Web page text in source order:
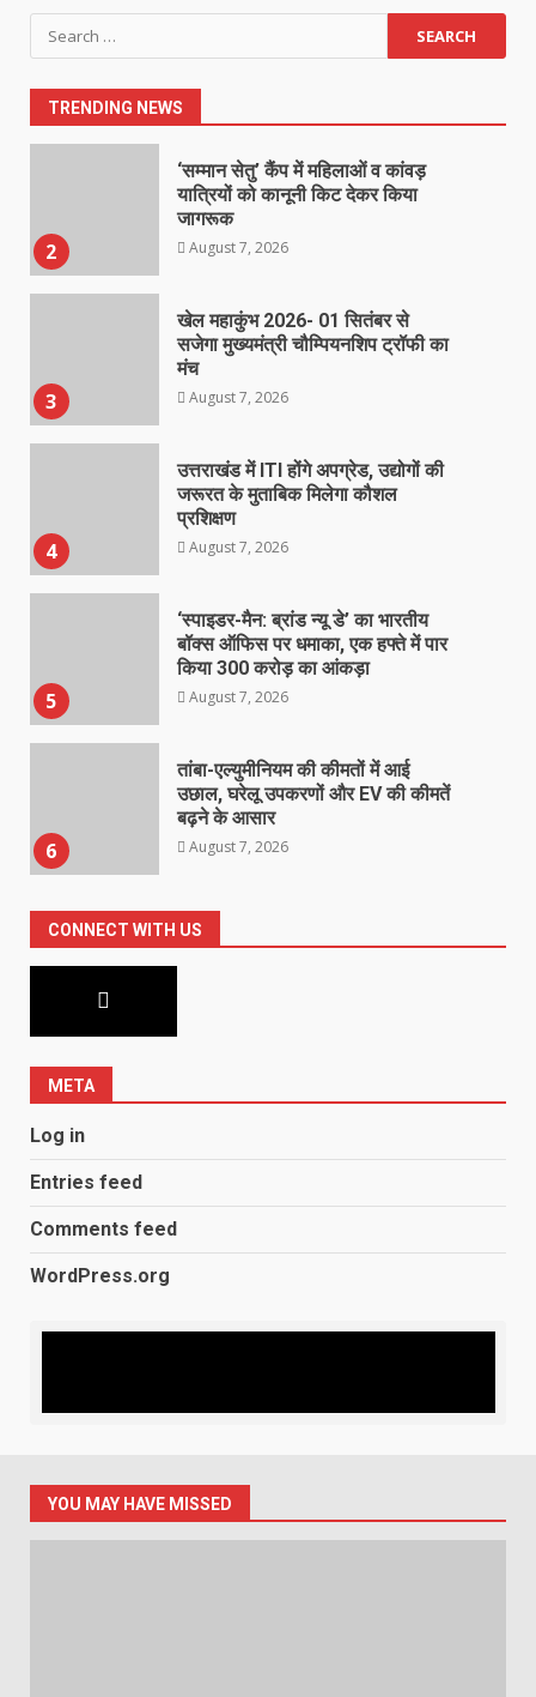
Search
for:
TRENDING NEWS
2
‘सम्मान सेतु’ कैंप में महिलाओं व कांवड़
3
खेल महाकुंभ 2026- 01 सितंबर से
सजेगा मुख्यमंत्री चौम्पियनशिप ट्रॉफी का
मंच
August 7, 2026
4
उत्तराखंड में ITI होंगे अपग्रेड, उद्योगों की
जरूरत के मुताबिक मिलेगा कौशल
प्रशिक्षण
August 7, 2026
5
‘स्पाइडर-मैन: ब्रांड न्यू डे’ का भारतीय
बॉक्स ऑफिस पर धमाका, एक हफ्ते में पार
किया 300 करोड़ का आंकड़ा
August 7, 2026
6
तांबा-एल्युमीनियम की कीमतों में आई
उछाल, घरेलू उपकरणों और EV की कीमतें
बढ़ने के आसार
August 7, 2026
7
महिला टी20 एशिया कप 2026 का
शेड्यूल जारी
August 7, 2026
धामी कैबिनेट में लिए गए कई ऐतिहासिक
2
खेल महाकुंभ 2026- 01 सितंबर से
प्रशिक्षण
‘स्पाइडर-मैन: ब्रांड न्यू डे’ का भारतीय
बॉक्स ऑफिस पर धमाका, एक हफ्ते में पार
CONNECT WITH US
META
Log in
Entries feed
Comments feed
WordPress.org
YOU MAY HAVE MISSED